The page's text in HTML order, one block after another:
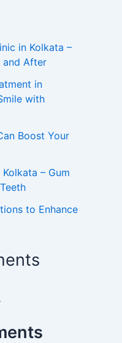
in Kolkata –
and After
in
with
Boost Your
– Gum
to Enhance